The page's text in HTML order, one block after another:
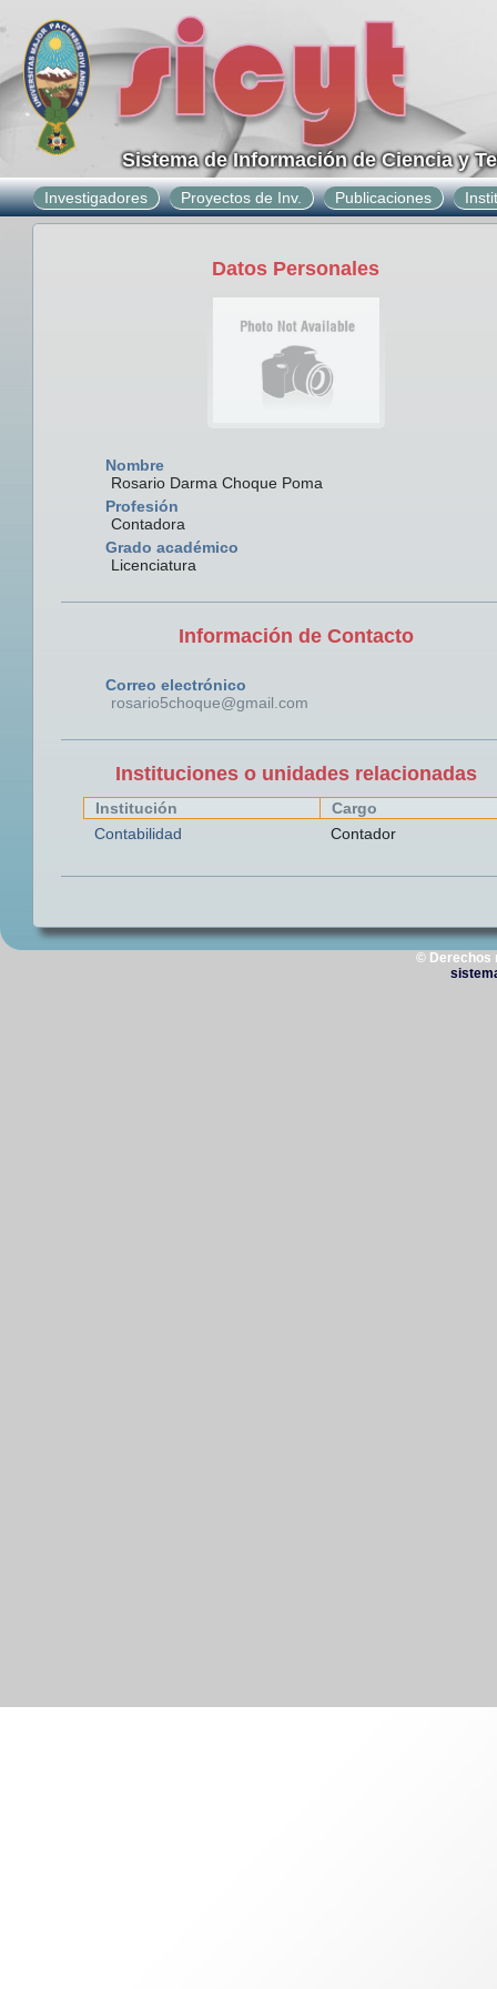
Sistema de Información de Ciencia y
Investigadores Proyectos de Inv. Publicaciones
Datos Personales
Nombre
Rosario Darma Choque Poma
Profesión
Contadora
Grado académico
Licenciatura
Información de Contacto
Correo electrónico
rosario5choque@gmail.com
Instituciones o unidades relacionadas
Institución
Cargo
Contabilidad
Contador
© Derechos